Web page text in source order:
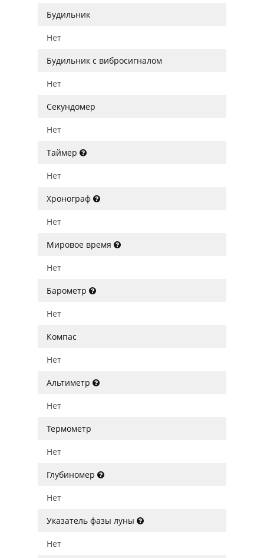
Будильник
Нет
Будильник с вибросигналом
Нет
Секундомер
Нет
Таймер
Нет
Хронограф
Нет
Мировое время
Нет
Барометр
Нет
Компас
Нет
Альтиметр
Нет
Термометр
Нет
Глубиномер
Нет
Указатель фазы луны
Нет